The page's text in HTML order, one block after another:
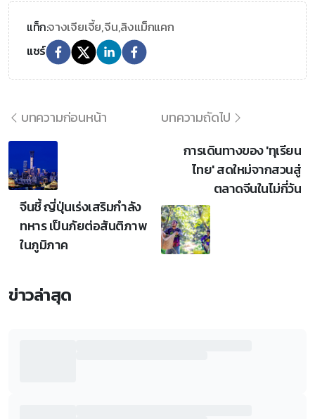
แท็ก:จางเจียเจี้ย,จีน,ลิงแม็กแคก
แชร์
บทความก่อนหน้า
จีนชี้ ญี่ปุ่นเร่งเสริมกำลัง
ทหาร เป็นภัยต่อสันติภาพ
ในภูมิภาค
บทความถัดไป
การเดินทางของ 'ทุเรียน
ไทย' สดใหม่จากสวนสู่
ตลาดจีนในไม่กี่วัน
ข่าวล่าสุด